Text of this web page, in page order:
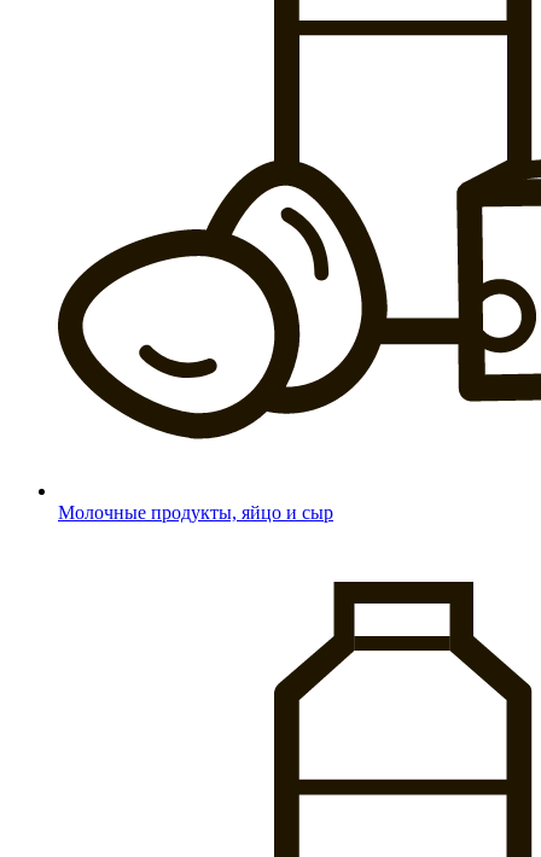
Молочные продукты, яйцо и сыр